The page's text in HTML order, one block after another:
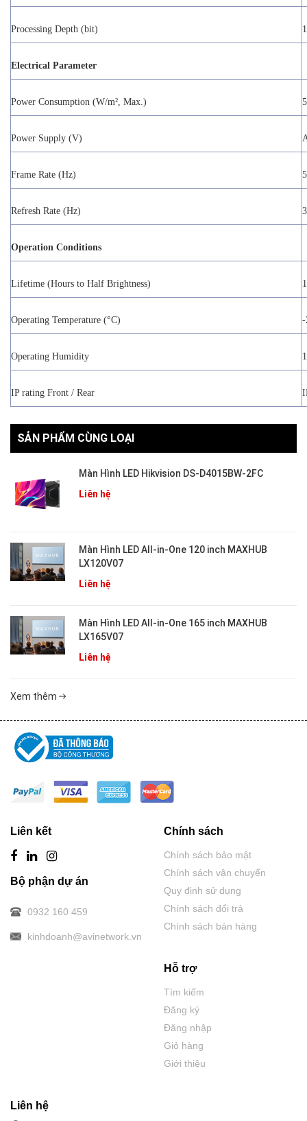
Processing Depth (bit)
Electrical Parameter
Power Consumption (W/m², Max.)
Power Supply (V)
Frame Rate (Hz)
Refresh Rate (Hz)
Operation Conditions
Lifetime (Hours to Half Brightness)
Operating Temperature (°C) -
Operating Humidity
IP rating Front / Rear
SẢN PHẨM CÙNG LOẠI
Màn Hình LED Hikvision DS-D4015BW-2FC
Liên hệ
Màn Hình LED All-in-One 120 inch MAXHUB
LX120V07
Liên hệ
Màn Hình LED All-in-One 165 inch MAXHUB
LX165V07
Liên hệ
Xem thêm
Liên kết
Bộ phận dự án
0932 160 459
kinhdoanh@avinetwork.vn
Chính sách
Chính sách bảo mật
Chính sách vận chuyển
Quy định sử dụng
Chính sách đổi trả
Chính sách bán hàng
Hỗ trợ
Tìm kiếm
Đăng ký
Đăng nhập
Giỏ hàng
Giới thiệu
Liên hệ